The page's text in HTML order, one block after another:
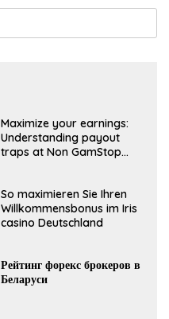
Maximize your earnings:
Understanding payout
traps at Non GamStop
So maximieren Sie Ihren
Willkommensbonus im Iris
casino Deutschland
Рейтинг форекс брокеров в
Беларуси